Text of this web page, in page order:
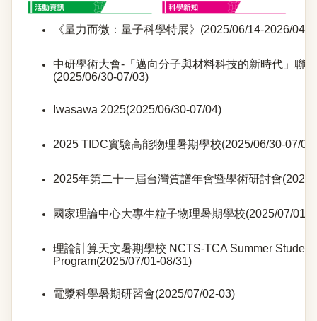
《量力而微：量子科學特展》(2025/06/14-2026/04/
中研學術大會-「邁向分子與材料科技的新時代」聯
(2025/06/30-07/03)
Iwasawa 2025(2025/06/30-07/04)
2025 TIDC實驗高能物理暑期學校(2025/06/30-07/05)
2025年第二十一屆台灣質譜年會暨學術研討會(2025/
國家理論中心大專生粒子物理暑期學校(2025/07/01-
理論計算天文暑期學校 NCTS-TCA Summer Student
Program(2025/07/01-08/31)
電漿科學暑期研習會(2025/07/02-03)